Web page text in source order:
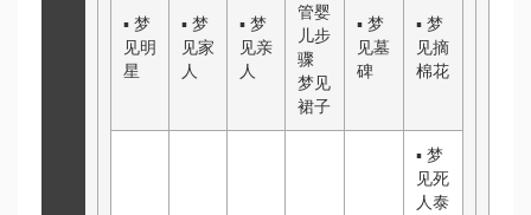
▪ 梦
见明
星
▪ 梦
见家
人
▪ 梦
见亲
人
管婴
儿步
骤
梦见
裙子
▪ 梦
见墓
碑
▪ 梦
见摘
棉花
▪ 梦
见死
人泰